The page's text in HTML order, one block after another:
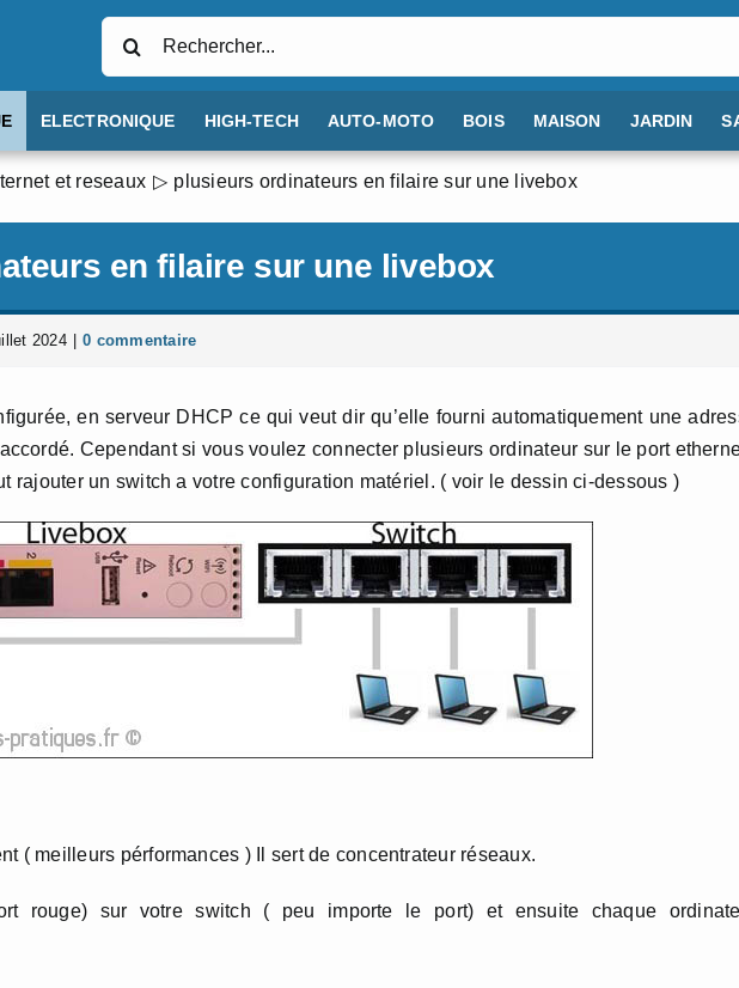
ELECTRONIQUE HIGH-TECH AUTO-MOTO BOIS MAISON JARDIN
et reseaux plusieurs ordinateurs en filaire sur une livebox
en filaire sur une livebox
2024 0 commentaire
en serveur DHCP ce qui veut dir qu’elle fourni automatiquement une
Cependant si vous voulez connecter plusieurs ordinateur sur le port
rajouter un switch a votre configuration matériel. ( voir le dessin ci-dessous )
( meilleurs pérformances ) Il sert de concentrateur réseaux.
rouge) sur votre switch ( peu importe le port) et ensuite chaque